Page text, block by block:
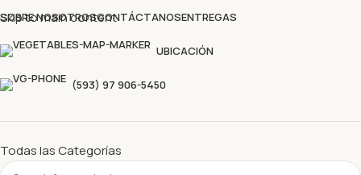
Skip to main content
Descubre nuestras ofertas y compra sin complicaciones
SOBRE NOSOTROSCONTÁCTANOSENTREGAS
UBICACIÓN
(593) 97 906-5450
Todas las Categorías